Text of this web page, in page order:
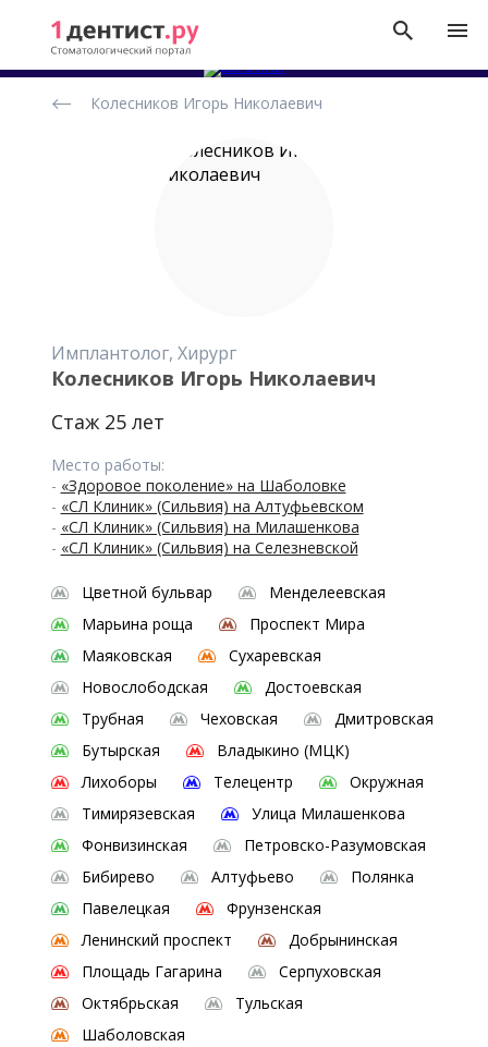
стоматологов
Колесников Игорь Николаевич
Имплантолог, Хирург
Колесников Игорь Николаевич
Стаж 25 лет
Место работы:
- «Здоровое поколение» на Шаболовке
- «СЛ Клиник» (Сильвия) на Алтуфьевском
- «СЛ Клиник» (Сильвия) на Милашенкова
- «СЛ Клиник» (Сильвия) на Селезневской
Цветной бульвар
Менделеевская
Марьина роща
Проспект Мира
Маяковская
Сухаревская
Новослободская
Достоевская
Трубная
Чеховская
Дмитровская
Бутырская
Владыкино (МЦК)
Лихоборы
Телецентр
Окружная
Тимирязевская
Улица Милашенкова
Фонвизинская
Петровско-Разумовская
Бибирево
Алтуфьево
Полянка
Павелецкая
Фрунзенская
Ленинский проспект
Добрынинская
Площадь Гагарина
Серпуховская
Октябрьская
Тульская
Шаболовская